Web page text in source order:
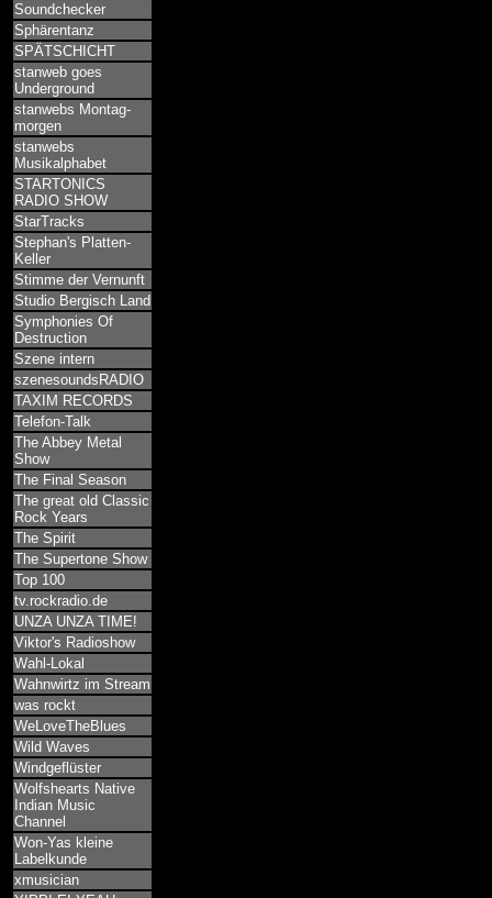
Soundchecker
Sphärentanz
SPÄTSCHICHT
stanweb goes
Underground
stanwebs Montag-
morgen
stanwebs
Musikalphabet
STARTONICS
RADIO SHOW
StarTracks
Stephan's Platten-
Keller
Stimme der Vernunft
Studio Bergisch Land
Symphonies Of
Destruction
Szene intern
szenesoundsRADIO
TAXIM RECORDS
Telefon-Talk
The Abbey Metal
Show
The Final Season
The great old Classic
Rock Years
The Spirit
The Supertone Show
Top 100
tv.rockradio.de
UNZA UNZA TIME!
Viktor's Radioshow
Wahl-Lokal
Wahnwirtz im Stream
was rockt
WeLoveTheBlues
Wild Waves
Windgeflüster
Wolfshearts Native
Indian Music
Channel
Won-Yas kleine
Labelkunde
xmusician